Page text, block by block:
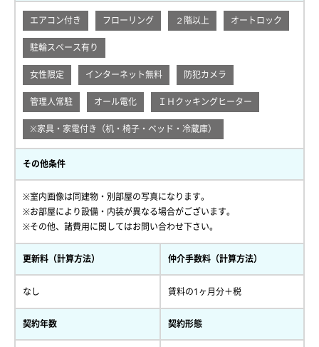
エアコン付き フローリング ２階以上 オートロック
駐輪スペース有り
女性限定 インターネット無料 防犯カメラ
管理人常駐 オール電化 ＩＨクッキングヒーター
※家具・家電付き（机・椅子・ベッド・冷蔵庫）
その他条件
※室内画像は同建物・別部屋の写真になります。
※お部屋により設備・内装が異なる場合がございます。
※その他、諸費用に関してはお問い合わせ下さい。
更新料（計算方法）
なし
仲介手数料（計算方法）
賃料の1ヶ月分＋税
契約年数 契約形態